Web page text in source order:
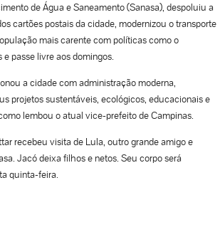
de Água e Saneamento (Sanasa), despoluiu a
cartões postais da cidade, modernizou o transporte
mais carente com políticas como o
passe livre aos domingos.
a cidade com administração moderna,
projetos sustentáveis, ecológicos, educacionais e
lembou o atual vice-prefeito de Campinas.
recebeu visita de Lula, outro grande amigo e
Jacó deixa filhos e netos. Seu corpo será
quinta-feira.